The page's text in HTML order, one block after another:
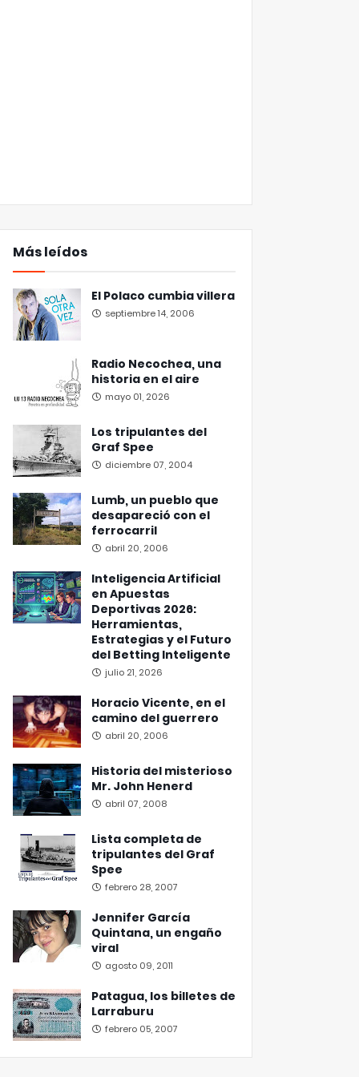
Más leídos
El Polaco cumbia villera
septiembre 14, 2006
Radio Necochea, una
historia en el aire
mayo 01, 2026
Los tripulantes del
Graf Spee
diciembre 07, 2004
Lumb, un pueblo que
desapareció con el
ferrocarril
abril 20, 2006
Inteligencia Artificial
en Apuestas
Deportivas 2026:
Herramientas,
Estrategias y el Futuro
del Betting Inteligente
julio 21, 2026
Horacio Vicente, en el
camino del guerrero
abril 20, 2006
Historia del misterioso
Mr. John Henerd
abril 07, 2008
Lista completa de
tripulantes del Graf
Spee
febrero 28, 2007
Jennifer García
Quintana, un engaño
viral
agosto 09, 2011
Patagua, los billetes de
Larraburu
febrero 05, 2007